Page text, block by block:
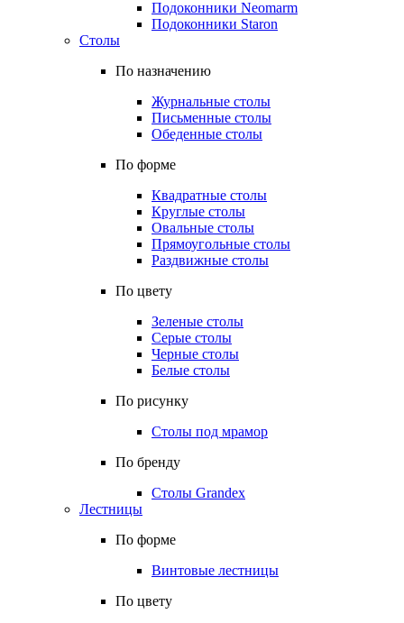
Подоконники Neomarm
Подоконники Staron
Столы
По назначению
Журнальные столы
Письменные столы
Обеденные столы
По форме
Квадратные столы
Круглые столы
Овальные столы
Прямоугольные столы
Раздвижные столы
По цвету
Зеленые столы
Серые столы
Черные столы
Белые столы
По рисунку
Столы под мрамор
По бренду
Столы Grandex
Лестницы
По форме
Винтовые лестницы
По цвету